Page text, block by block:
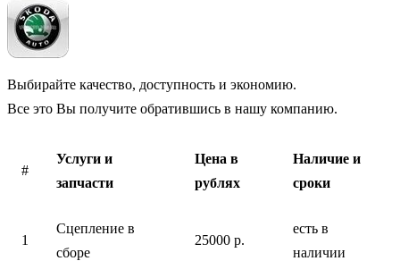
Выбирайте качество, доступность и экономию.
Все это Вы получите обратившись в нашу компанию.
#
Услуги и
запчасти
Цена в
рублях
Наличие и
сроки
1
Сцепление в
сборе
25000 р.
есть в
наличии